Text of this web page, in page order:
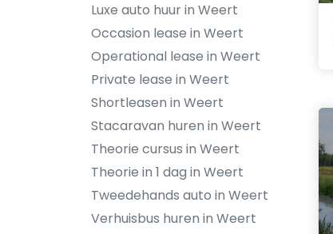
Luxe auto huur in Weert
Occasion lease in Weert
Operational lease in Weert
Private lease in Weert
Shortleasen in Weert
Stacaravan huren in Weert
Theorie cursus in Weert
Theorie in 1 dag in Weert
Tweedehands auto in Weert
Verhuisbus huren in Weert